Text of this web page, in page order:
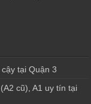
tại Quận 3
cũ), A1 uy tín tại